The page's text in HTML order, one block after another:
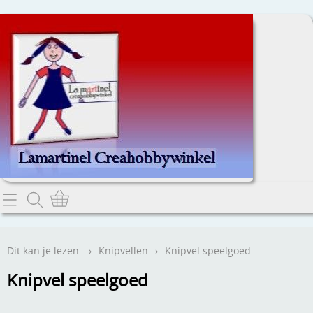
Home
Dit kan je lezen. › Knipvellen › Knipvel speelgoed
Knipvel speelgoed